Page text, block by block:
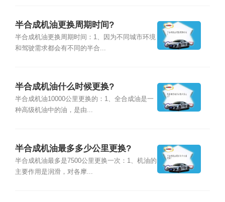
半合成机油更换周期时间?
半合成机油更换周期时间：1、因为不同城市环境
和驾驶需求都会有不同的半合...
半合成机油什么时候更换?
半合成机油10000公里更换的：1、全合成油是一
种高级机油中的油，是由...
半合成机油最多多少公里更换?
半合成机油最多是7500公里更换一次：1、机油的
主要作用是润滑，对各摩...